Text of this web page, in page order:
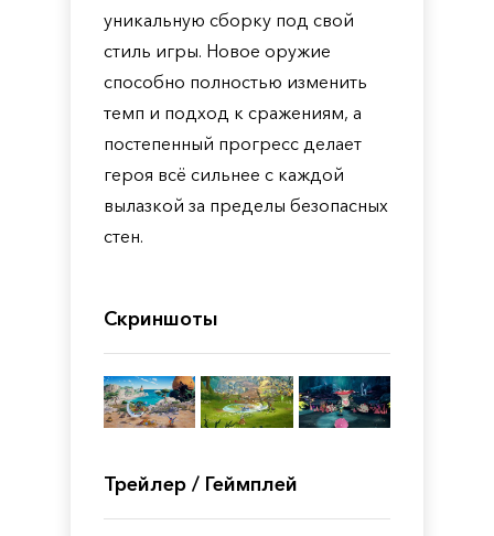
уникальную сборку под свой
стиль игры. Новое оружие
способно полностью изменить
темп и подход к сражениям, а
постепенный прогресс делает
героя всё сильнее с каждой
вылазкой за пределы безопасных
стен.
Скриншоты
Трейлер / Геймплей